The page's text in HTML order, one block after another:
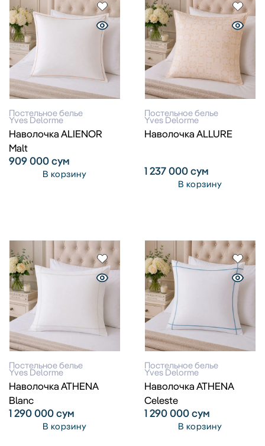
Постельное белье
Yves Delorme
Наволочка ALIENOR
Malt
909 000сум
В корзину
Постельное белье
Yves Delorme
Наволочка ALLURE
1 237 000сум
В корзину
Постельное белье
Yves Delorme
Наволочка ATHENA
Blanc
1 290 000сум
В корзину
Постельное белье
Yves Delorme
Наволочка ATHENA
Celeste
1 290 000сум
В корзину